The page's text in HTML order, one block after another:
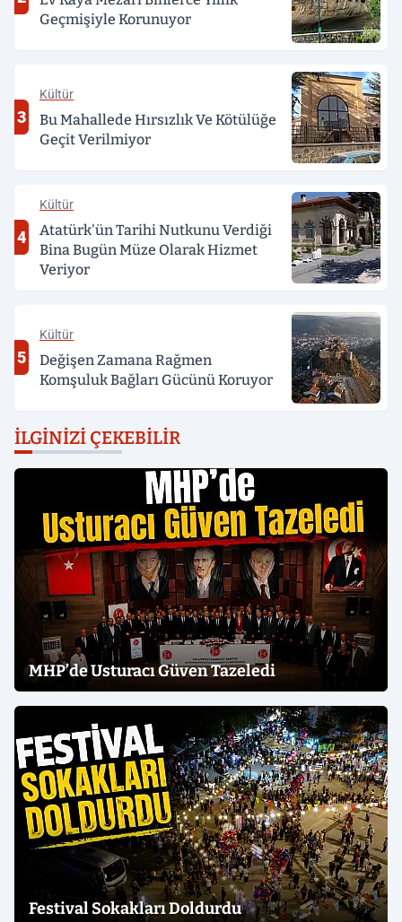
Geçmişiyle Korunuyor
3
Kültür
Bu Mahallede Hırsızlık Ve Kötülüğe
Geçit Verilmiyor
4
Kültür
Atatürk'ün Tarihi Nutkunu Verdiği
Bina Bugün Müze Olarak Hizmet
Veriyor
5
Kültür
Değişen Zamana Rağmen
Komşuluk Bağları Gücünü Koruyor
İLGINIZI ÇEKEBILIR
MHP’de Usturacı Güven Tazeledi
Festival Sokakları Doldurdu